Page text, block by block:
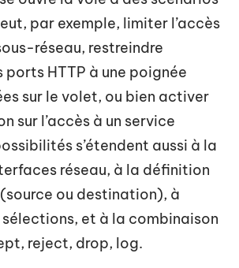
par exemple, limiter l’accès
réseau, restreindre
ports HTTP à une poignée
sur le volet, ou bien activer
sur l’accès à un service
s’étendent aussi à la
réseau, à la définition
ou destination), à
sélections, et à la combinaison
reject, drop, log.